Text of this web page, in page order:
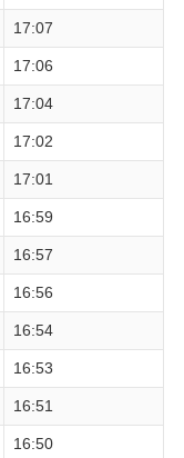
17:07
17:06
17:04
17:02
17:01
16:59
16:57
16:56
16:54
16:53
16:51
16:50